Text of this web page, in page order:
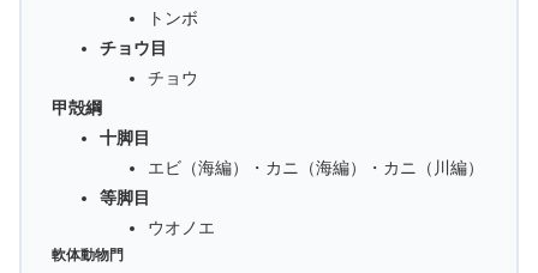
トンボ
チョウ目
チョウ
甲殻綱
十脚目
エビ（海編）・カニ（海編）・カニ（川編）
等脚目
ウオノエ
軟体動物門